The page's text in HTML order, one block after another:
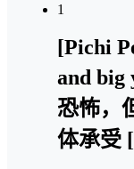
1
[Pichi
and big
恐怖，
体承受